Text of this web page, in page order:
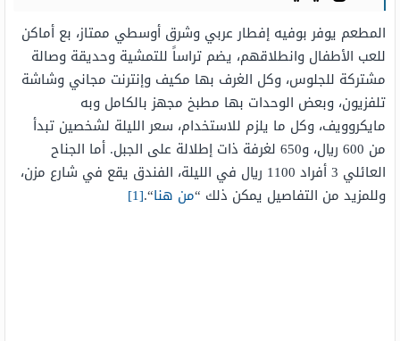
المطعم يوفر بوفيه إفطار عربي وشرق أوسطي ممتاز، بع أماكن
للعب الأطفال وانطلاقهم، يضم تراساً للتمشية وحديقة وصالة
مشتركة للجلوس، وكل الغرف بها مكيف وإنترنت مجاني وشاشة
تلفزيون، وبعض الوحدات بها مطبخ مجهز بالكامل وبه
مايكروويف، وكل ما يلزم للاستخدام، سعر الليلة لشخصين تبدأ
من 600 ريال، و650 لغرفة ذات إطلالة على الجبل. أما الجناح
العائلي 3 أفراد 1100 ريال في الليلة، الفندق يقع في شارع مزن،
وللمزيد من التفاصيل يمكن ذلك “من هنا“.
[1]